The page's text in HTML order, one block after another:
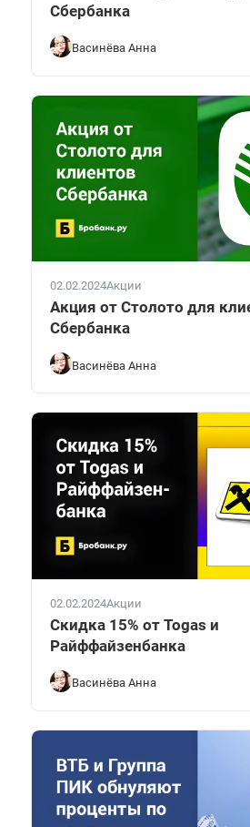
Сбербанка
Васинёва Анна
02.02.2024Акции
Акция от Столото для
Сбербанка
Васинёва Анна
02.02.2024Акции
Скидка 15% от Togas и
Райффайзенбанка
Васинёва Анна